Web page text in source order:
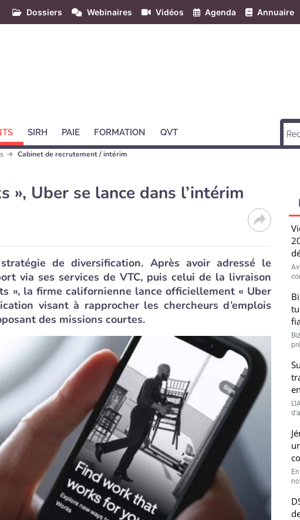
Dossiers Webinaires Vidéos Agenda Annuaire
SIRH PAIE FORMATION QVT
Cabinet de recrutement / intérim
», Uber se lance dans l’intérim
de diversification. Après avoir adressé le
via ses services de VTC, puis celui de la livraison
», la firme californienne lance officiellement « Uber
visant à rapprocher les chercheurs d’emplois
des missions courtes.